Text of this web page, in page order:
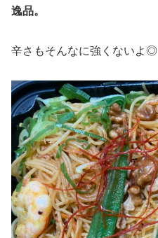
逸品。
辛さもそんなに強くないよ◎